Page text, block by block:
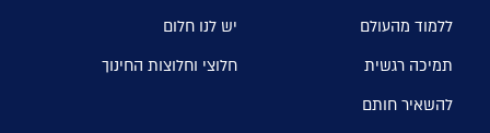
ללמוד מהעולם
יש לנו חלום
תמיכה רגשית
חלוצי וחלוצות החינוך
להשאיר חותם